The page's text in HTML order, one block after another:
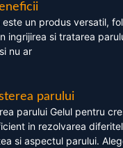
un produs versatil,
ingrijirea si tratarea
nu ar
parului
parului Gelul pentru
in rezolvarea
si aspectul parului.